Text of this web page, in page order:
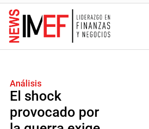
Análisis
El shock
provocado por